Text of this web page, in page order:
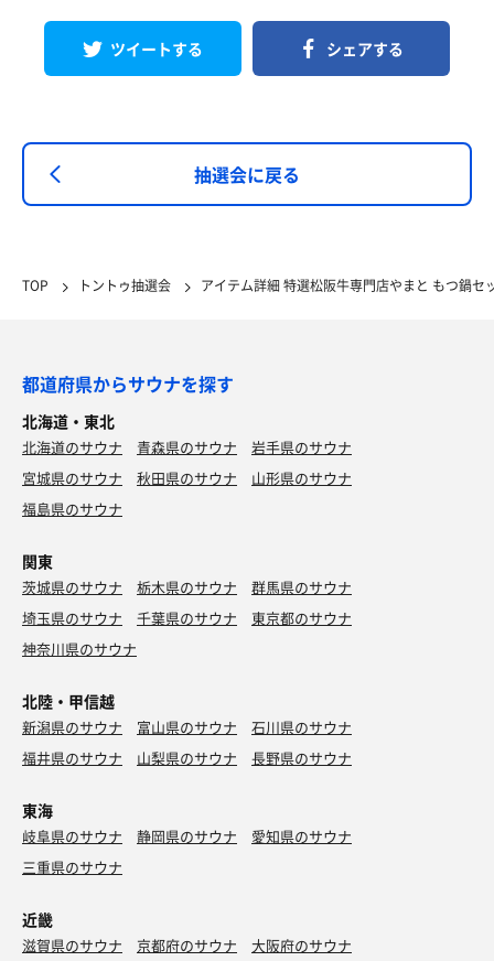
ツイートする シェアする
抽選会に戻る
TOP トントゥ抽選会 アイテム詳細 特選松阪牛専門店やまと もつ鍋セ
都道府県からサウナを探す
北海道・東北
北海道のサウナ 青森県のサウナ
岩手県のサウナ
宮城県のサウナ
秋田県のサウナ
山形県のサウナ
福島県のサウナ
関東
茨城県のサウナ 栃木県のサウナ
群馬県のサウナ
埼玉県のサウナ
千葉県のサウナ
東京都のサウナ
神奈川県のサウナ
北陸・甲信越
新潟県のサウナ 富山県のサウナ
石川県のサウナ
福井県のサウナ
山梨県のサウナ 長野県のサウナ
東海
岐阜県のサウナ 静岡県のサウナ
愛知県のサウナ
三重県のサウナ
近畿
滋賀県のサウナ 京都府のサウナ 大阪府のサウナ